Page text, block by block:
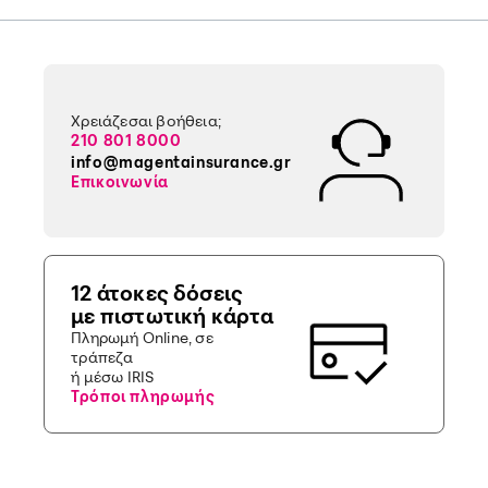
Χρειάζεσαι βοήθεια;
210 801 8000
info@magentainsurance.gr
Επικοινωνία
12 άτοκες δόσεις
με πιστωτική κάρτα
Πληρωμή Online, σε
τράπεζα
ή μέσω IRIS
Τρόποι πληρωμής